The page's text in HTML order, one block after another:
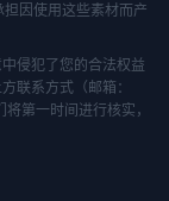
因使用这些素材而产
侵犯了您的合法权益
联系方式（邮箱：
第一时间进行核实，